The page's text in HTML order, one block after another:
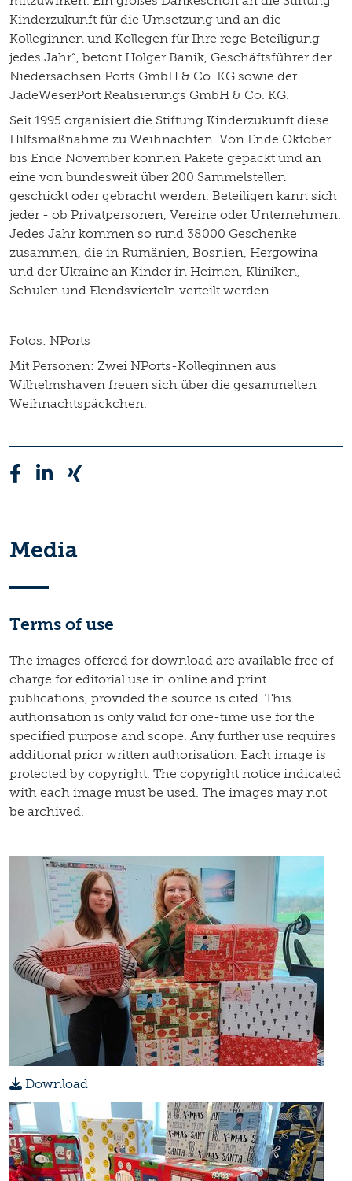
Kinderzukunft für die Umsetzung und an die
Kolleginnen und Kollegen für Ihre rege Beteiligung
jedes Jahr“, betont Holger Banik, Geschäftsführer der
Niedersachsen Ports GmbH & Co. KG sowie der
JadeWeserPort Realisierungs GmbH & Co. KG.
Seit 1995 organisiert die Stiftung Kinderzukunft diese
Hilfsmaßnahme zu Weihnachten. Von Ende Oktober
bis Ende November können Pakete gepackt und an
eine von bundesweit über 200 Sammelstellen
geschickt oder gebracht werden. Beteiligen kann sich
jeder - ob Privatpersonen, Vereine oder Unternehmen.
Jedes Jahr kommen so rund 38000 Geschenke
zusammen, die in Rumänien, Bosnien, Hergowina
und der Ukraine an Kinder in Heimen, Kliniken,
Schulen und Elendsvierteln verteilt werden.
Fotos: NPorts
Mit Personen: Zwei NPorts-Kolleginnen aus
Wilhelmshaven freuen sich über die gesammelten
Weihnachtspäckchen.
Media
Terms of use
The images offered for download are available free of
charge for editorial use in online and print
publications, provided the source is cited. This
authorisation is only valid for one-time use for the
specified purpose and scope. Any further use requires
additional prior written authorisation. Each image is
protected by copyright. The copyright notice indicated
with each image must be used. The images may not
be archived.
Download